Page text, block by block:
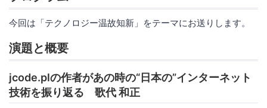
今回は「テクノロジー温故知新」をテーマにお送りします。
演題と概要
jcode.plの作者があの時の“日本の”インターネット
技術を振り返る 歌代 和正